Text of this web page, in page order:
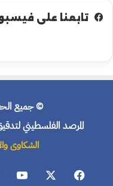
تابعنا على
© جميع
المرصد الفلسطيني
الشكاوى
فيسبوك